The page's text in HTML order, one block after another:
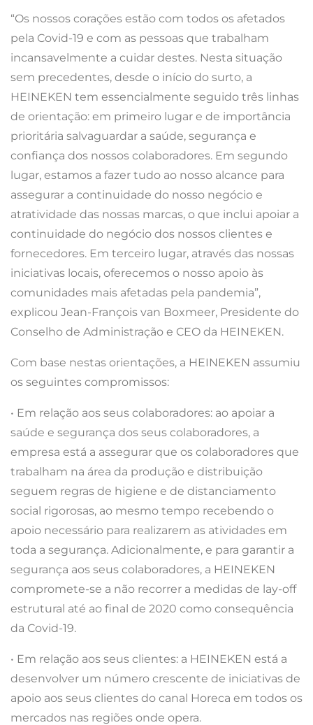
“Os nossos corações estão com todos os afetados
pela Covid-19 e com as pessoas que trabalham
incansavelmente a cuidar destes. Nesta situação
sem precedentes, desde o início do surto, a
HEINEKEN tem essencialmente seguido três linhas
de orientação: em primeiro lugar e de importância
prioritária salvaguardar a saúde, segurança e
confiança dos nossos colaboradores. Em segundo
lugar, estamos a fazer tudo ao nosso alcance para
assegurar a continuidade do nosso negócio e
atratividade das nossas marcas, o que inclui apoiar a
continuidade do negócio dos nossos clientes e
fornecedores. Em terceiro lugar, através das nossas
iniciativas locais, oferecemos o nosso apoio às
comunidades mais afetadas pela pandemia”,
explicou Jean-François van Boxmeer, Presidente do
Conselho de Administração e CEO da HEINEKEN.
Com base nestas orientações, a HEINEKEN assumiu
os seguintes compromissos:
• Em relação aos seus colaboradores: ao apoiar a
saúde e segurança dos seus colaboradores, a
empresa está a assegurar que os colaboradores que
trabalham na área da produção e distribuição
seguem regras de higiene e de distanciamento
social rigorosas, ao mesmo tempo recebendo o
apoio necessário para realizarem as atividades em
toda a segurança. Adicionalmente, e para garantir a
segurança aos seus colaboradores, a HEINEKEN
compromete-se a não recorrer a medidas de lay-off
estrutural até ao final de 2020 como consequência
da Covid-19.
• Em relação aos seus clientes: a HEINEKEN está a
desenvolver um número crescente de iniciativas de
apoio aos seus clientes do canal Horeca em todos os
mercados nas regiões onde opera.